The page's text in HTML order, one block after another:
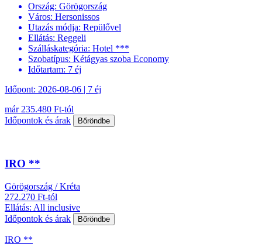
Ország: Görögország
Város: Hersonissos
Utazás módja: Repülővel
Ellátás: Reggeli
Szálláskategória: Hotel ***
Szobatípus: Kétágyas szoba Economy
Időtartam: 7 éj
Időpont: 2026-08-06 | 7 éj
már 235.480 Ft-tól
Időpontok és árak
Bőröndbe
IRO **
Görögország / Kréta
272.270 Ft-tól
Ellátás: All inclusive
Időpontok és árak
Bőröndbe
IRO **